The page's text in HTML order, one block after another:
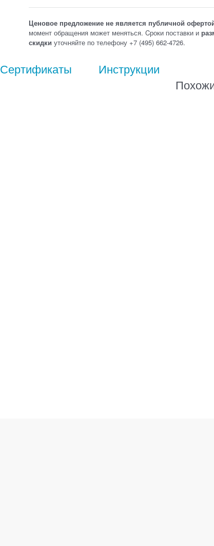
Ценовое предложение не является публичной
момент обращения может меняться. Cроки поставки и
скидки уточняйте по телефону +7 (495) 662-4726.
Сертификаты
Инструкции